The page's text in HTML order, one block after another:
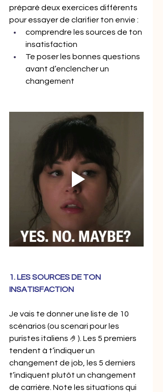
préparé deux exercices différents
pour essayer de clarifier ton envie :
comprendre les sources de ton
insatisfaction
Te poser les bonnes questions
avant d’enclencher un
changement
1. LES SOURCES DE TON
INSATISFACTION
Je vais te donner une liste de 10
scénarios (ou scenari pour les
puristes italiens 🤌). Les 5 premiers
tendent à t’indiquer un
changement de job, les 5 derniers
t’indiquent plutôt un changement
de carrière. Note les situations qui